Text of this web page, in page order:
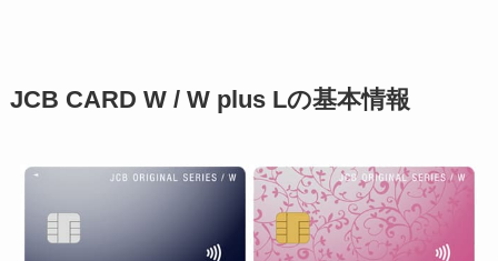
JCB CARD W / W plus Lの基本情報